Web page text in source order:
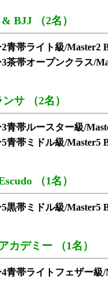
BJJ （2名）
帯ライト級/Master2
帯オープンクラス/
サ （2名）
帯ルースター級/
帯ミドル級/Master5
（1名）
帯ミドル級/Master5
カデミー （1名）
帯ライトフェザー級/